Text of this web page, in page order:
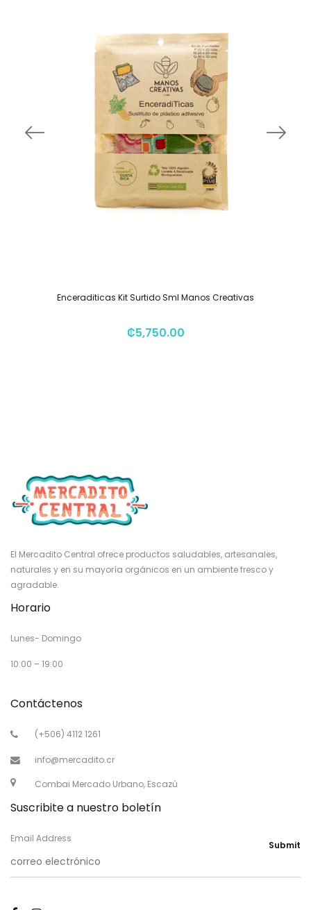
Enceraditicas Kit Surtido Sml Manos Creativas
₡5,750.00
El Mercadito Central ofrece productos saludables, artesanales,
naturales y en su mayoría orgánicos en un ambiente fresco y
agradable.
Horario
Lunes- Domingo
10:00 – 19:00
Contáctenos
(+506) 4112 1261
info@mercadito.cr
Combai Mercado Urbano, Escazú
Suscribite a nuestro boletín
Email Address
Submit